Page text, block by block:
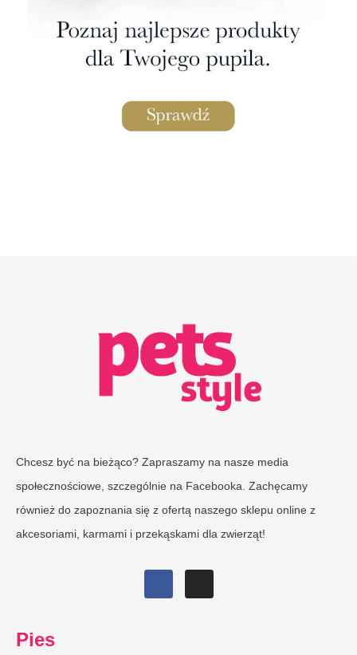
Chcesz być na bieżąco? Zapraszamy na nasze media
społecznościowe, szczególnie na Facebooka. Zachęcamy
również do zapoznania się z ofertą naszego sklepu online z
akcesoriami, karmami i przekąskami dla zwierząt!
Pies